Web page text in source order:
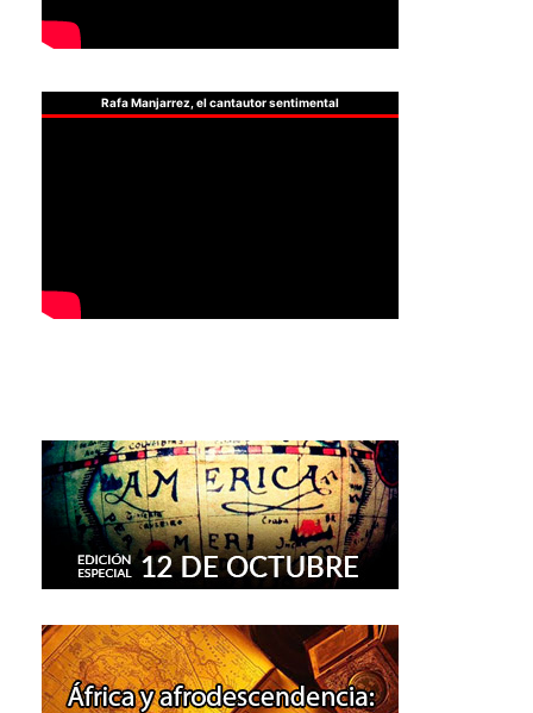
Rafa Manjarrez, el cantautor sentimental